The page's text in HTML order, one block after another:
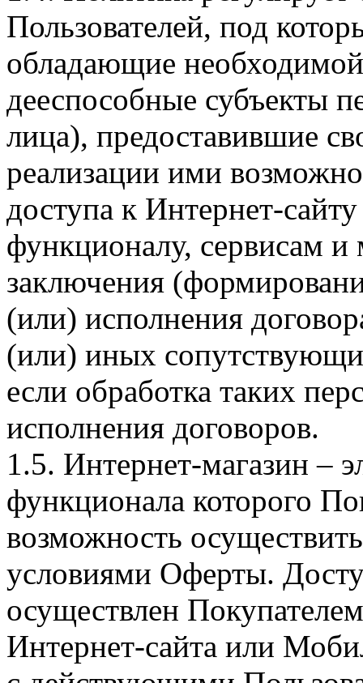
Пользователей, под
обладающие
дееспособные субъекты
лица), предоставившие
реализации ими
доступа к Интернет-
функционалу, сервисам и
заключения
(или) исполнения
(или) иных
если обработка таких
исполнения договоров.
1.5. Интернет-магазин –
функционала которого
возможность
условиями Оферты.
осуществлен
Интернет-сайта или